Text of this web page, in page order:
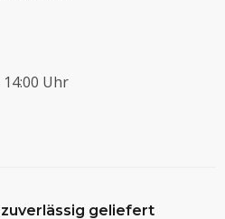
Uhr
zuverlässig geliefert